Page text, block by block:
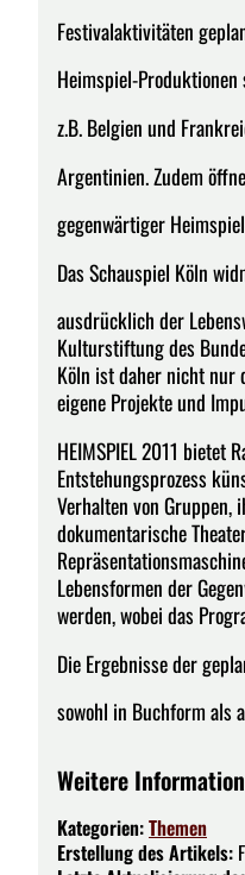
Festivalaktivitäten
Heimspiel-
z.B. Belgien und
Argentinien. Zudem
gegenwärtiger
Das Schauspiel Köln
ausdrücklich der
Kulturstiftung des
Köln ist daher nicht nur
eigene Projekte und
HEIMSPIEL 2011 bietet
Entstehungsprozess
Verhalten von
dokumentarische
Lebensformen der
werden, wobei das
Die Ergebnisse der
sowohl in Buchform als
Weitere
Kategorien:Themen
Erstellung des Artikels: